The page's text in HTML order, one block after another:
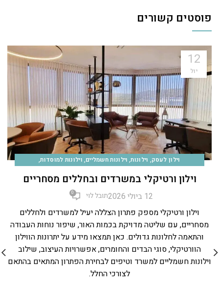
פוסטים קשורים
12
יול
וילון לעסק, וילונות, וילונות חשמליים, וילונות למוסדות,
וילון ורטיקלי במשרדים ובחללים מסחריים
12 ביולי 2026 תובל לוי 0
וילון ורטיקלי מספק פתרון הצללה יעיל למשרדים ולחללים
מסחריים, עם שליטה מדויקת בכמות האור, שיפור נוחות העבודה
והתאמה לחלונות גדולים. כאן תמצאו מידע על יתרונות הווילון
הוורטיקלי, סוגי הבדים והחומרים, אפשרויות העיצוב, שילוב
וילונות חשמליים למשרד וטיפים לבחירת הפתרון המתאים בהתאם
לצורכי החלל.